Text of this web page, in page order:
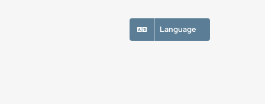
Language